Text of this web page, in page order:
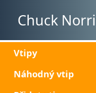
Chuck
Vtipy
Náhodný vtip